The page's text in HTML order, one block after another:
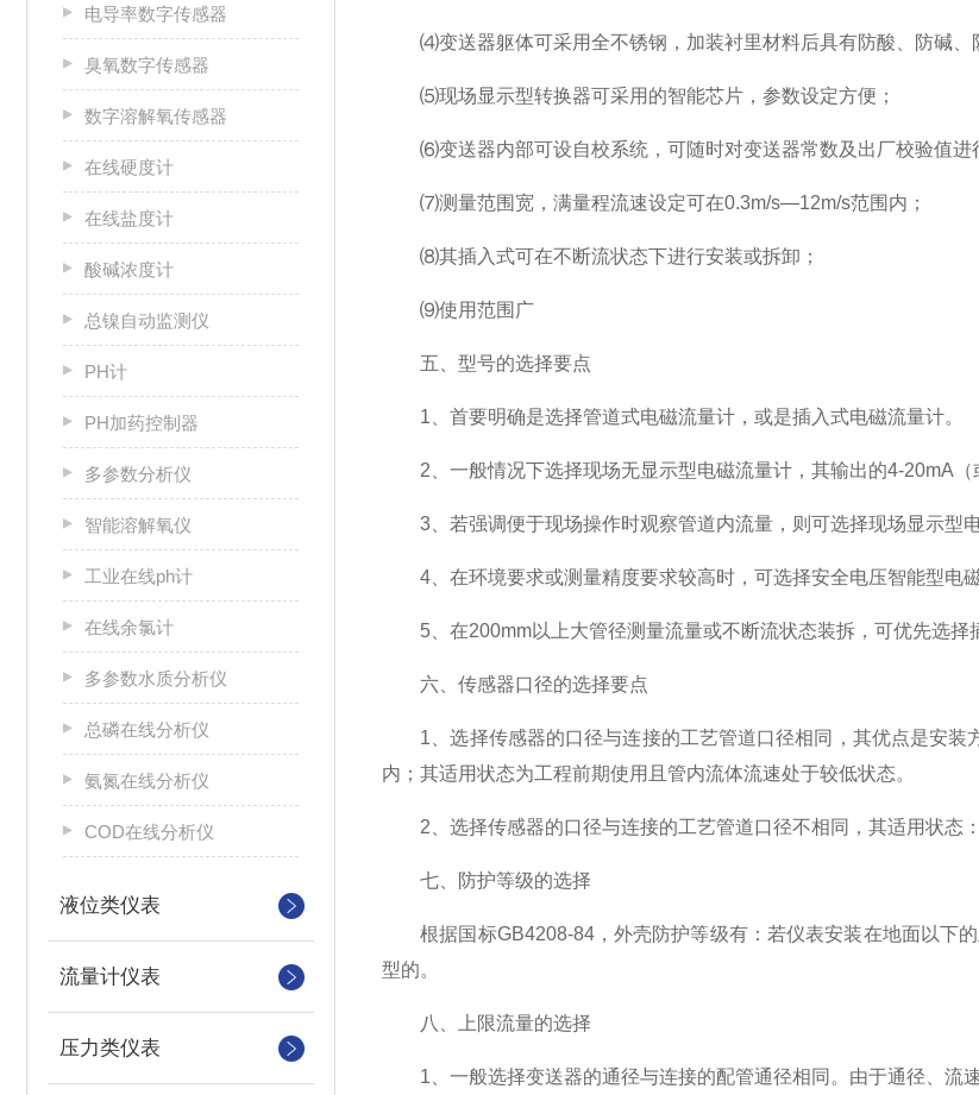
电导率数字传感器
臭氧数字传感器
数字溶解氧传感器
在线硬度计
在线盐度计
酸碱浓度计
总镍自动监测仪
PH计
PH加药控制器
多参数分析仪
智能溶解氧仪
工业在线ph计
在线余氯计
多参数水质分析仪
总磷在线分析仪
氨氮在线分析仪
COD在线分析仪
液位类仪表
流量计仪表
压力类仪表
⑷变送器躯体可采用全不锈钢，加装衬里材料后具有防酸、防碱、
⑸现场显示型转换器可采用的智能芯片，参数设定方便；
⑹变送器内部可设自校系统，可随时对变送器常数及出厂校验值进
⑺测量范围宽，满量程流速设定可在0.3m/s—12m/s范围内；
⑻其插入式可在不断流状态下进行安装或拆卸；
⑼使用范围广
五、型号的选择要点
1、首要明确是选择管道式电磁流量计，或是插入式电磁流量计。
2、一般情况下选择现场无显示型电磁流量计，其输出的4-20mA（
3、若强调便于现场操作时观察管道内流量，则可选择现场显示型电
4、在环境要求或测量精度要求较高时，可选择安全电压智能型电磁
5、在200mm以上大管径测量流量或不断流状态装拆，可优先选择
六、传感器口径的选择要点
1、选择传感器的口径与连接的工艺管道口径相同，其优点是安装
内；其适用状态为工程前期使用且管内流体流速处于较低状态。
2、选择传感器的口径与连接的工艺管道口径不相同，其适用状态
七、防护等级的选择
根据国标GB4208-84，外壳防护等级有：若仪表安装在地面以下
型的。
八、上限流量的选择
1、一般选择变送器的通径与连接的配管通径相同。由于通径、流